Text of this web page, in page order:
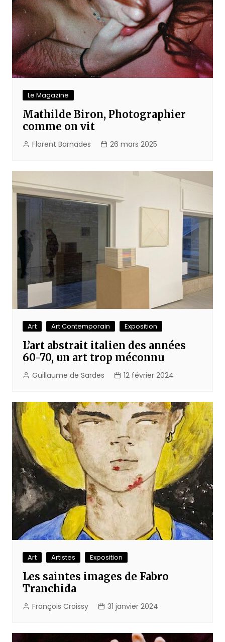
Le Magazine
Mathilde Biron, Photographier
comme on vit
Florent Barnades 26 mars 2025
Art Art Contemporain Exposition
L’art abstrait italien des années
60-70, un art trop méconnu
Guillaume de Sardes 12 février 2024
Art Artistes Exposition
Les saintes images de Fabro
Tranchida
François Croissy 31 janvier 2024